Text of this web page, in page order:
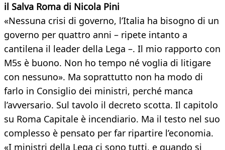
il Salva Roma di Nicola Pini
«Nessuna crisi di governo, l’Italia ha bisogno di un
governo per quattro anni – ripete intanto a
cantilena il leader della Lega –. Il mio rapporto con
M5s è buono. Non ho tempo né voglia di litigare
con nessuno». Ma soprattutto non ha modo di
farlo in Consiglio dei ministri, perché manca
l’avversario. Sul tavolo il decreto scotta. Il capitolo
su Roma Capitale è incendiario. Ma il testo nel suo
complesso è pensato per far ripartire l’economia.
«I ministri della Lega ci sono tutti, e quando si